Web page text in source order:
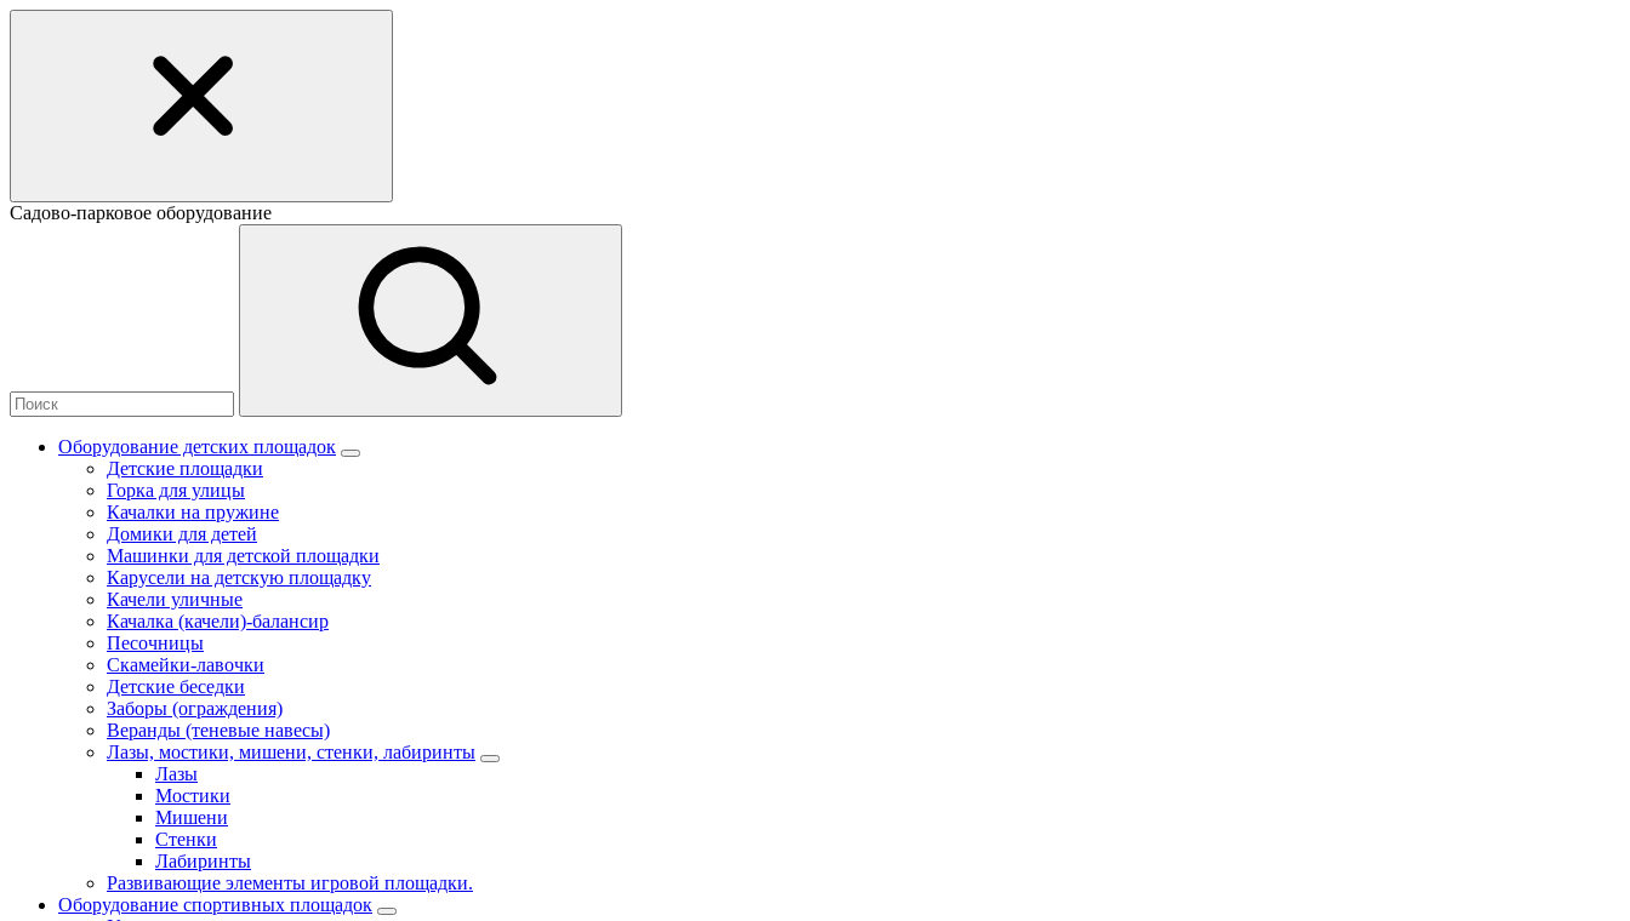
Садово-парковое оборудование
Оборудование детских площадок
Детские площадки
Горка для улицы
Качалки на пружине
Домики для детей
Машинки для детской площадки
Карусели на детскую площадку
Качели уличные
Качалка (качели)-балансир
Песочницы
Скамейки-лавочки
Детские беседки
Заборы (ограждения)
Веранды (теневые навесы)
Лазы, мостики, мишени, стенки, лабиринты
Лазы
Мостики
Мишени
Стенки
Лабиринты
Развивающие элементы игровой площадки.
Оборудование спортивных площадок